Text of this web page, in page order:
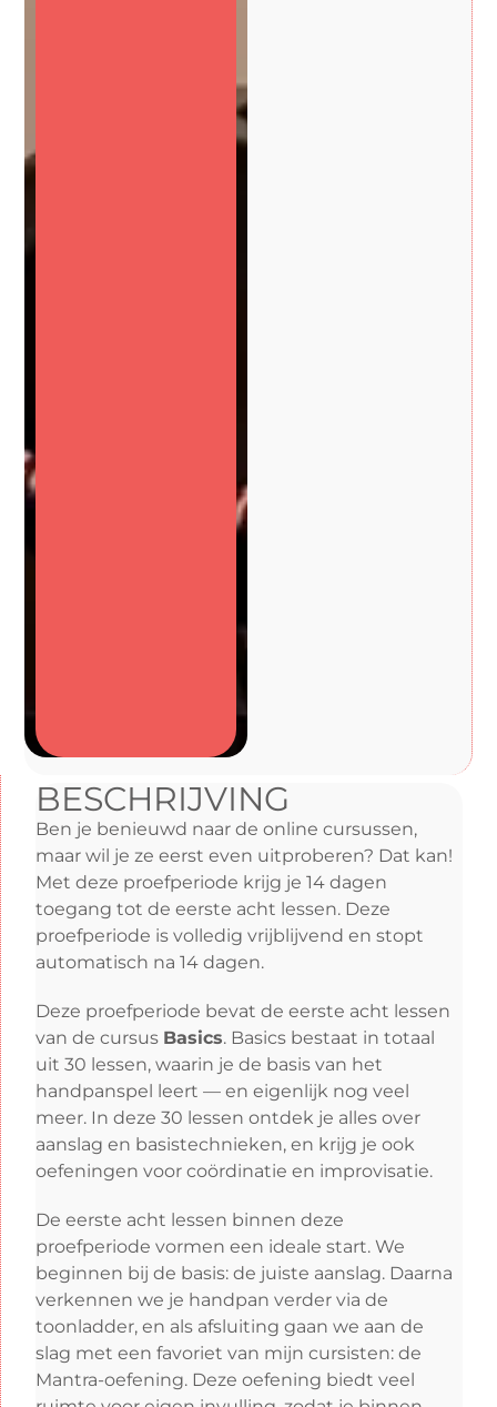
BESCHRIJVING
Ben je benieuwd naar de online cursussen,
maar wil je ze eerst even uitproberen? Dat kan!
Met deze proefperiode krijg je 14 dagen
toegang tot de eerste acht lessen. Deze
proefperiode is volledig vrijblijvend en stopt
automatisch na 14 dagen.
Deze proefperiode bevat de eerste acht lessen
van de cursus Basics. Basics bestaat in totaal
uit 30 lessen, waarin je de basis van het
handpanspel leert — en eigenlijk nog veel
meer. In deze 30 lessen ontdek je alles over
aanslag en basistechnieken, en krijg je ook
oefeningen voor coördinatie en improvisatie.
De eerste acht lessen binnen deze
proefperiode vormen een ideale start. We
beginnen bij de basis: de juiste aanslag. Daarna
verkennen we je handpan verder via de
toonladder, en als afsluiting gaan we aan de
slag met een favoriet van mijn cursisten: de
Mantra-oefening. Deze oefening biedt veel